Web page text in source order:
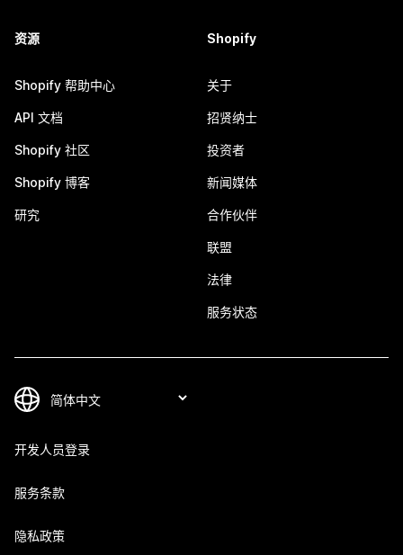
资源
Shopify 帮助中心
API 文档
Shopify 社区
Shopify 博客
研究
Shopify
关于
招贤纳士
投资者
新闻媒体
合作伙伴
联盟
法律
服务状态
开发人员登录
服务条款
隐私政策